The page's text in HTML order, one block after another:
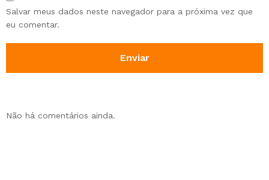
Salvar meus dados neste navegador para a próxima vez que
eu comentar.
Não há comentários ainda.